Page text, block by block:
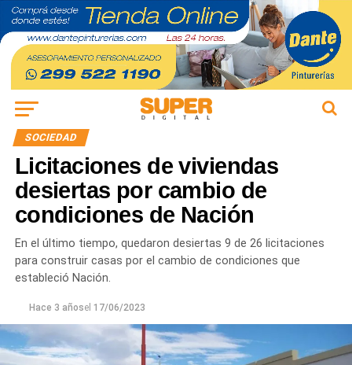
SOCIEDAD
Licitaciones de viviendas
desiertas por cambio de
condiciones de Nación
En el último tiempo, quedaron desiertas 9 de 26 licitaciones
para construir casas por el cambio de condiciones que
estableció Nación.
Hace 3 añosel 17/06/2023